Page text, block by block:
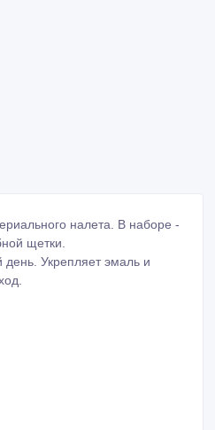
налета. В наборе -
щетки.
Укрепляет эмаль и